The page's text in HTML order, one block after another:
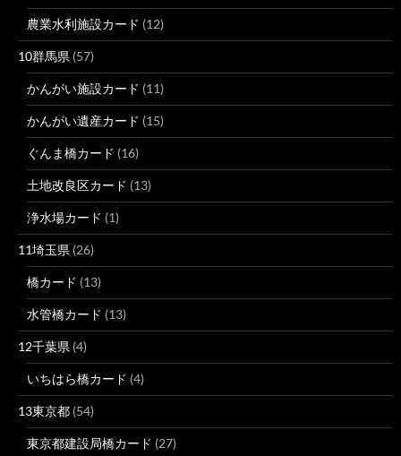
農業水利施設カード (12)
10群馬県 (57)
かんがい施設カード (11)
かんがい遺産カード (15)
ぐんま橋カード (16)
土地改良区カード (13)
浄水場カード (1)
11埼玉県 (26)
橋カード (13)
水管橋カード (13)
12千葉県 (4)
いちはら橋カード (4)
13東京都 (54)
東京都建設局橋カード (27)